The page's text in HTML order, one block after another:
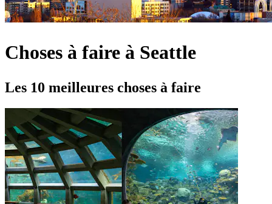
Choses à faire à Seattle
Les 10 meilleures choses à faire